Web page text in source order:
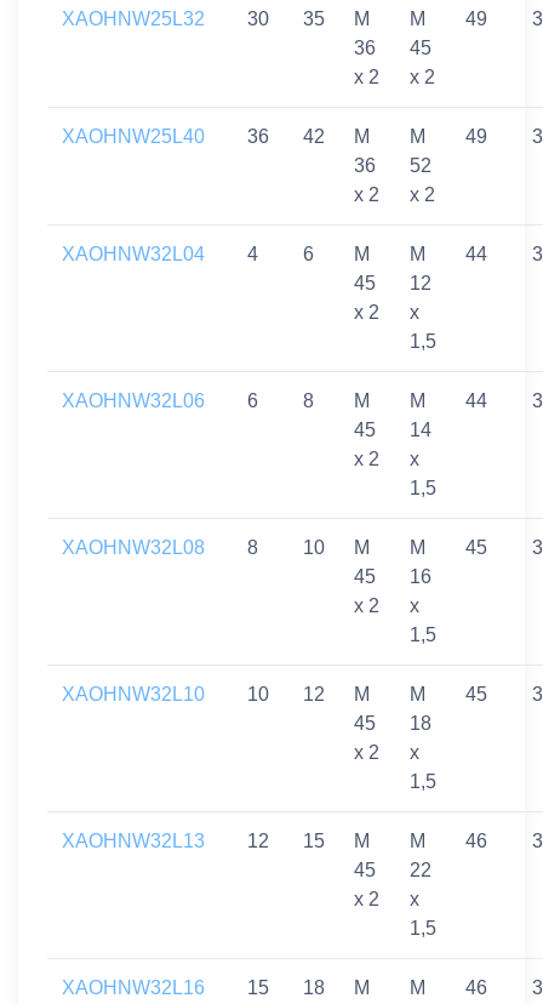
XAOHNW25L32 30 35
M
36
x 2
M
45
x 2
49
XAOHNW25L40 36 42
M
36
x 2
M
52
x 2
49
XAOHNW32L04 4 6
M
45
x 2
M
12
x
1,5
44
XAOHNW32L06 6 8
M
45
x 2
M
14
x
1,5
44
XAOHNW32L08 8 10
M
45
x 2
M
16
x
1,5
45
XAOHNW32L10 10 12
M
45
x 2
M
18
x
1,5
45
XAOHNW32L13 12 15
M
45
x 2
M
22
x
1,5
46
XAOHNW32L16 15 18
M
M
46